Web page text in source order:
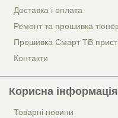
Доставка і оплата
Ремонт та прошивка
Прошивка Смарт ТВ
Контакти
Корисна інформація
Товарні новини